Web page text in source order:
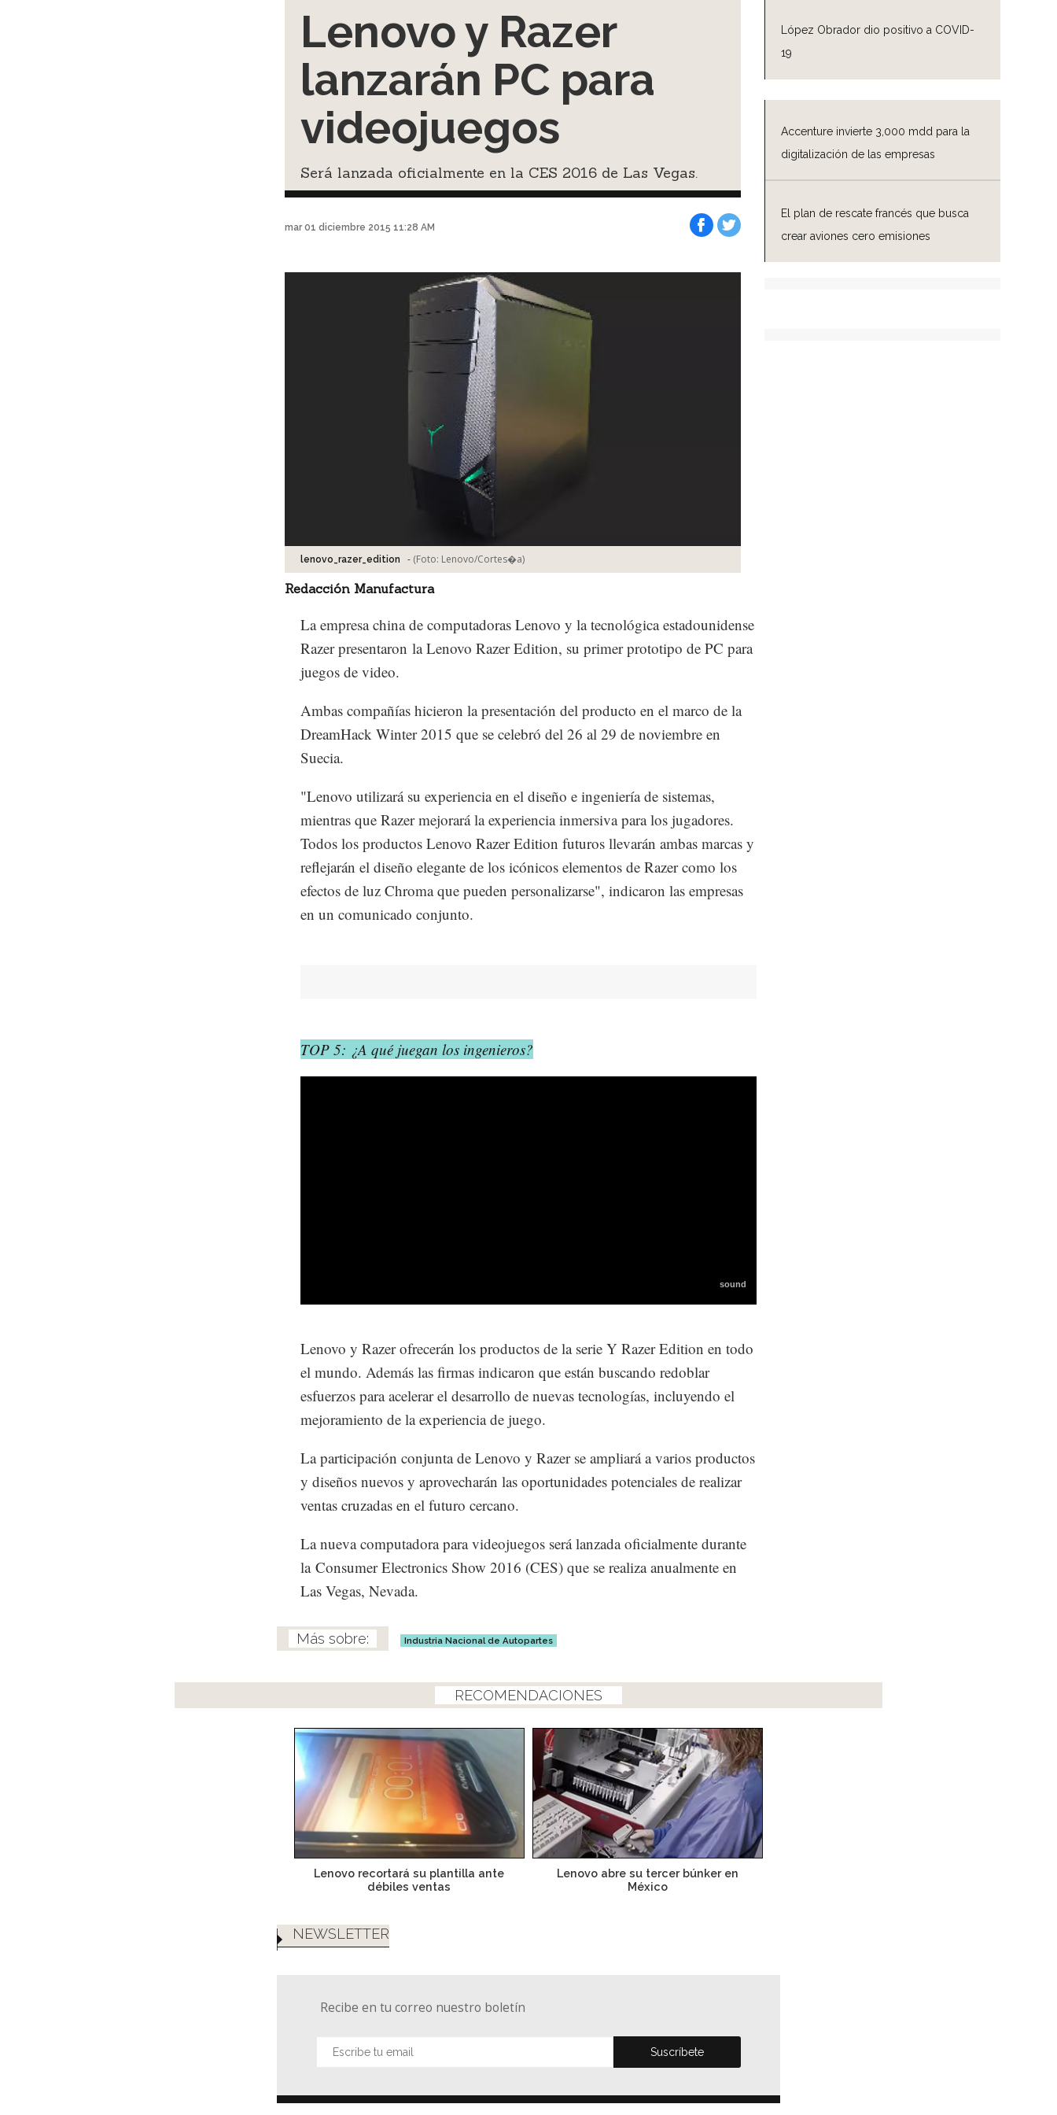
López Obrador dio positivo a COVID-
19
Accenture invierte 3,000 mdd para la
digitalización de las empresas
El plan de rescate francés que busca
crear aviones cero emisiones
Lenovo y Razer
lanzarán PC para
videojuegos
Será lanzada oficialmente en la CES 2016 de Las Vegas.
mar 01 diciembre 2015 11:28 AM
lenovo_razer_edition - (Foto: Lenovo/Cortes�a)
Redacción Manufactura
La empresa china de computadoras Lenovo y la tecnológica estadounidense
Razer presentaron la Lenovo Razer Edition, su primer prototipo de PC para
juegos de video.
Ambas compañías hicieron la presentación del producto en el marco de la
DreamHack Winter 2015 que se celebró del 26 al 29 de noviembre en
Suecia.
"Lenovo utilizará su experiencia en el diseño e ingeniería de sistemas,
mientras que Razer mejorará la experiencia inmersiva para los jugadores.
Todos los productos Lenovo Razer Edition futuros llevarán ambas marcas y
reflejarán el diseño elegante de los icónicos elementos de Razer como los
efectos de luz Chroma que pueden personalizarse", indicaron las empresas
en un comunicado conjunto.
TOP 5: ¿A qué juegan los ingenieros?
Lenovo y Razer ofrecerán los productos de la serie Y Razer Edition en todo
el mundo. Además las firmas indicaron que están buscando redoblar
esfuerzos para acelerar el desarrollo de nuevas tecnologías, incluyendo el
mejoramiento de la experiencia de juego.
La participación conjunta de Lenovo y Razer se ampliará a varios productos
y diseños nuevos y aprovecharán las oportunidades potenciales de realizar
ventas cruzadas en el futuro cercano.
La nueva computadora para videojuegos será lanzada oficialmente durante
la Consumer Electronics Show 2016 (CES) que se realiza anualmente en
Las Vegas, Nevada.
Industria Nacional de Autopartes
RECOMENDACIONES
Lenovo recortará su plantilla ante
débiles ventas
Lenovo abre su tercer búnker en
México
NEWSLETTER
Recibe en tu correo nuestro boletín